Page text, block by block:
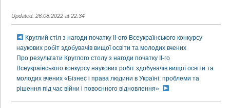
Updated: 26.08.2022 at 22:34
Круглий стіл з нагоди початку ІІ-ого Всеукраїнського конкурсу
наукових робіт здобувачів вищої освіти та молодих вчених
Про результати Круглого столу з нагоди початку ІІ-го
Всеукраїнського конкурсу наукових робіт здобувачів вищої освіти та
молодих вчених «Бізнес і права людини в Україні: проблеми та
рішення під час війни і повоєнного відновлення»